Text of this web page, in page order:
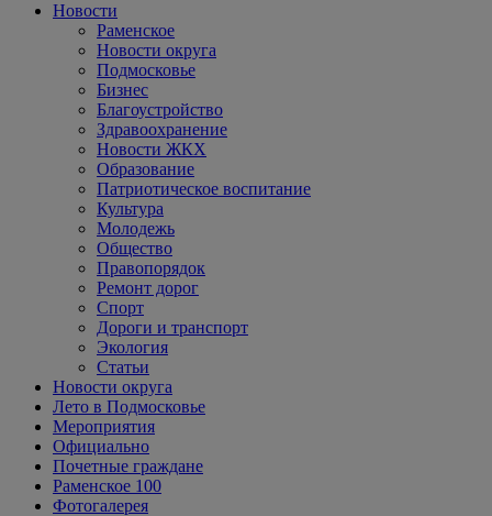
Новости
Раменское
Новости округа
Подмосковье
Бизнес
Благоустройство
Здравоохранение
Новости ЖКХ
Образование
Патриотическое воспитание
Культура
Молодежь
Общество
Правопорядок
Ремонт дорог
Спорт
Дороги и транспорт
Экология
Статьи
Новости округа
Лето в Подмосковье
Мероприятия
Официально
Почетные граждане
Раменское 100
Фотогалерея